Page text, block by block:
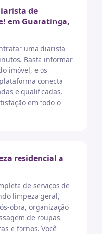
de
em Guaratinga,
uma diarista
Basta informar
imóvel, e os
conecta
e qualificadas,
em todo o
residencial a
de serviços de
limpeza geral,
obra, organização
de roupas,
e fornos. Você